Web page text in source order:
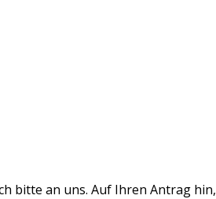
bitte an uns. Auf Ihren Antrag hin,